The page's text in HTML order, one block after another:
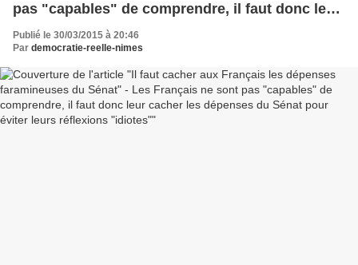
pas "capables" de comprendre, il faut donc leur
cacher les dépenses du Sénat pour éviter leurs
réflexions "idiotes"
Publié le 30/03/2015 à 20:46
Par democratie-reelle-nimes